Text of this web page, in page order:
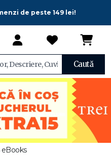
de peste 149 lei!
Caută
eBooks